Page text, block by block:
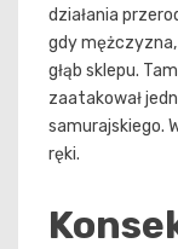
działania
gdy
głąb sklepu.
zaatakował
samurajskiego.
ręki.